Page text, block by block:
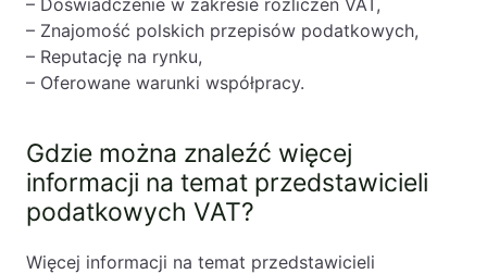
– Znajomość polskich przepisów podatkowych,
– Reputację na rynku,
– Oferowane warunki współpracy.
Gdzie można znaleźć więcej
informacji na temat przedstawicieli
podatkowych VAT?
Więcej informacji na temat przedstawicieli